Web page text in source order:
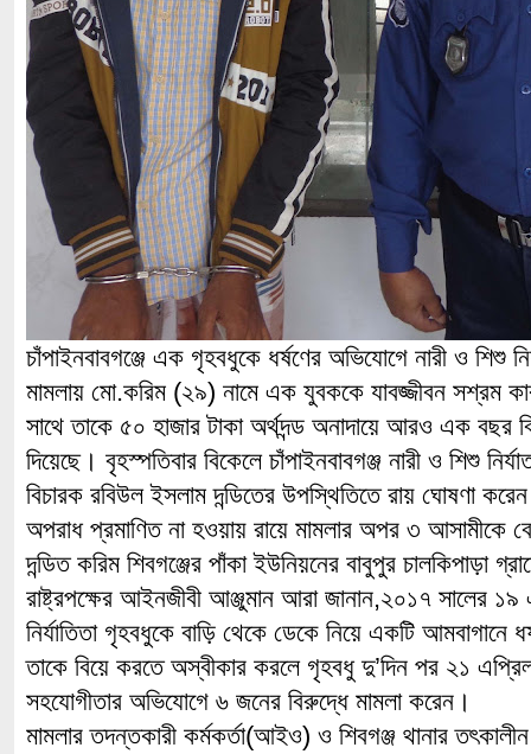
চাঁপাইনবাবগঞ্জে এক গৃহবধুকে ধর্ষণের অভিযোগে নারী ও শিশু
মামলায় মো.করিম (২৯) নামে এক যুবককে যাবজ্জীবন সশ্রম
সাথে তাকে ৫০ হাজার টাকা অর্থদন্ড অনাদায়ে আরও এক বছর
দিয়েছে। বৃহস্পতিবার বিকেলে চাঁপাইনবাবগঞ্জ নারী ও শিশু
বিচারক রবিউল ইসলাম দন্ডিতের উপস্থিতিতে রায় ঘোষণা
অপরাধ প্রমাণিত না হওয়ায় রায়ে মামলার অপর ৩ আসামীকে
দন্ডিত করিম শিবগঞ্জের পাঁকা ইউনিয়নের বাবুপুর চালকিপাড়া
রাষ্ট্রপক্ষের আইনজীবী আঞ্জুমান আরা জানান,২০১৭ সালের ১৯
নির্যাতিতা গৃহবধুকে বাড়ি থেকে ডেকে নিয়ে একটি
তাকে বিয়ে করতে অস্বীকার করলে গৃহবধু দু’দিন পর ২১ এপ্রিল
সহযোগীতার অভিযোগে ৬ জনের বিরুদ্ধে মামলা করেন।
মামলার তদন্তকারী কর্মকর্তা(আইও) ও শিবগঞ্জ থানার